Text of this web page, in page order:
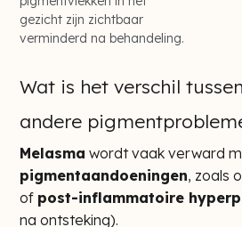
gezicht zijn zichtbaar
verminderd na behandeling.
Wat is het verschil
andere
Melasma wordt vaak verward
pigmentaandoeningen, zoals o
of post-inflammatoire
na ontsteking).